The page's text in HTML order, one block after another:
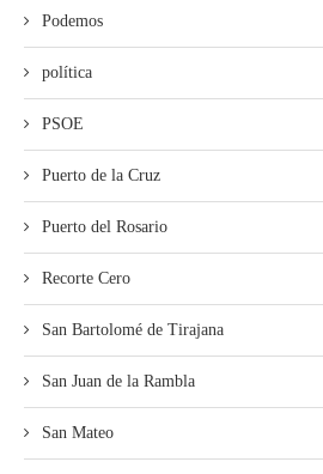
Podemos
política
PSOE
Puerto de la Cruz
Puerto del Rosario
Recorte Cero
San Bartolomé de Tirajana
San Juan de la Rambla
San Mateo